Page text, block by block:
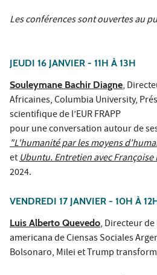
Les conférences sont ouvertes au
JEUDI 16 JANVIER - 11H À 13H
Souleymane Bachir Diagne,
Africaines, Columbia University,
scientifique de l’EUR FRAPP
pour une conversation autour de
"L'humanité par les moyens
etUbuntu. Entretien avec Françoise
2024.
VENDREDI 17 JANVIER - 10H À
Luis Alberto Quevedo, Directeur
americana de Ciensas Sociales
Bolsonaro, Milei et Trump